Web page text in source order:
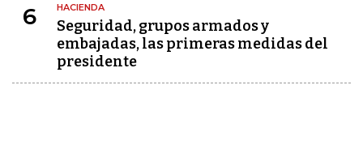
6 HACIENDA
Seguridad, grupos armados y
embajadas, las primeras medidas del
presidente